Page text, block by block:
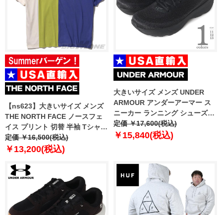
【ns623】大きいサイズ メンズ
THE NORTH FACE ノースフェ
イス プリント 切替 半袖 Tシャツ
USA直輸入 nt7uq13c
定価 ￥16,500(税込)
￥13,200(税込)
大きいサイズ メンズ UNDER
ARMOUR アンダーアーマー ス
ニーカー ランニング シューズ
USA直輸入 3027523-002
定価 ￥17,600(税込)
￥15,840(税込)